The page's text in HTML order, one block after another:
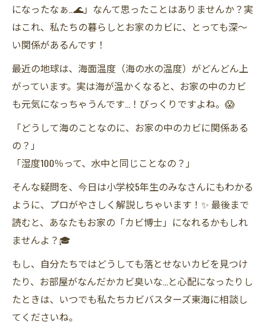
になったなぁ…🌊」なんて思ったことはありませんか？実
はこれ、私たちの暮らしとお家のカビに、とっても深～
い関係があるんです！
最近の地球は、海面温度（海の水の温度）がどんどん上
がっています。実は海が温かくなると、お家の中のカビ
も元気になっちゃうんです…！びっくりですよね。😱
「どうして海のことなのに、お家の中のカビに関係ある
の？」
「湿度100％って、水中と同じことなの？」
そんな疑問を、今日は小学校5年生のみなさんにもわかる
ように、プロがやさしく解説しちゃいます！✨ 最後まで
読むと、あなたもお家の「カビ博士」になれるかもしれ
ませんよ？🎓
もし、自分たちではどうしても落とせないカビを見つけ
たり、お部屋がなんだかカビ臭いな…と心配になったりし
たときは、いつでも私たちカビバスターズ東海に相談し
てくださいね。